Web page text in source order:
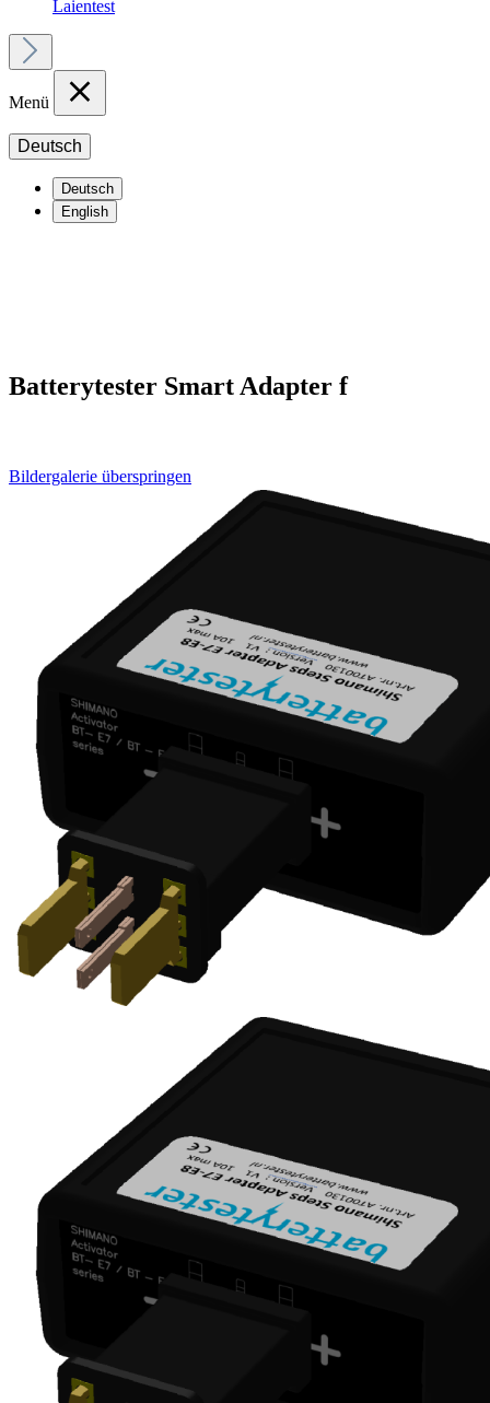
Laientest
Menü
Deutsch
Deutsch
English
Batterytester Smart Adapter f
Bildergalerie überspringen